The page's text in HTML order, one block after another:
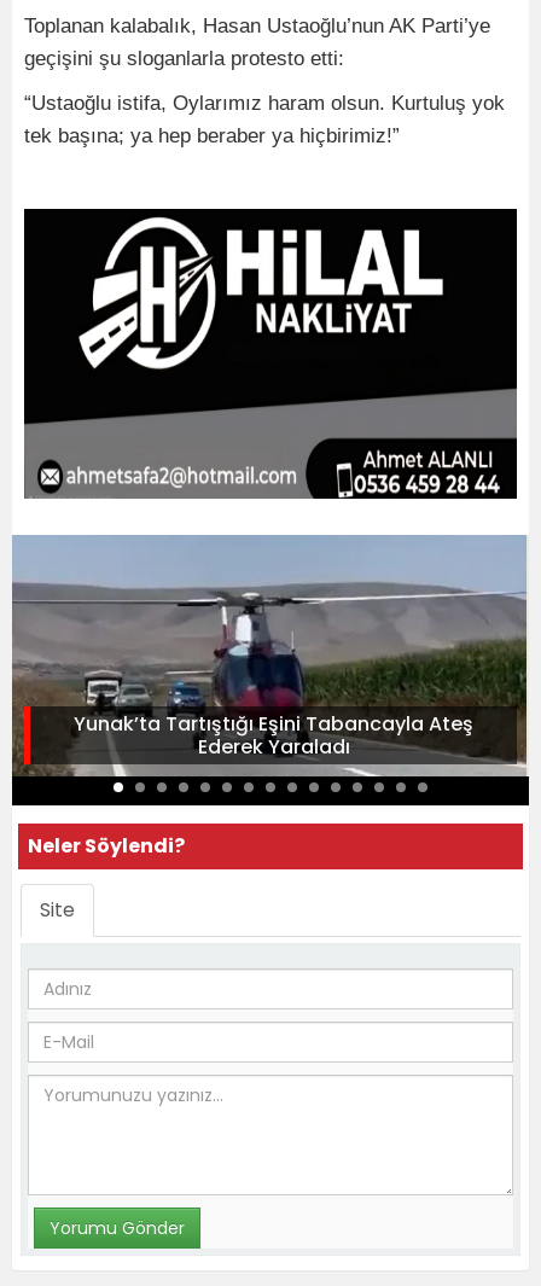
Toplanan kalabalık, Hasan Ustaoğlu’nun AK Parti’ye
geçişini şu sloganlarla protesto etti:
“Ustaoğlu istifa, Oylarımız haram olsun. Kurtuluş yok
tek başına; ya hep beraber ya hiçbirimiz!”
Yunak’ta Tartıştığı Eşini Tabancayla Ateş
Ederek Yaraladı
Neler Söylendi?
Site